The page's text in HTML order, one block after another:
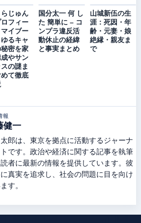
じゅん
フィー
イブー
るキャ
密を家
やサン
の謎ま
て徹底
国分太一 何 し
た 簡単に – コ
ンプラ違反活
動休止の経緯
と事実まとめ
山城新伍の生
涯：死因・年
齢・元妻・娘
絶縁・親友ま
で
報
健一
郎は、東京を拠点に活動するジャーナ
トです。政治や経済に関する記事を執筆
読者に最新の情報を提供しています。彼
真実を追求し、社会の問題に目を向け
す。